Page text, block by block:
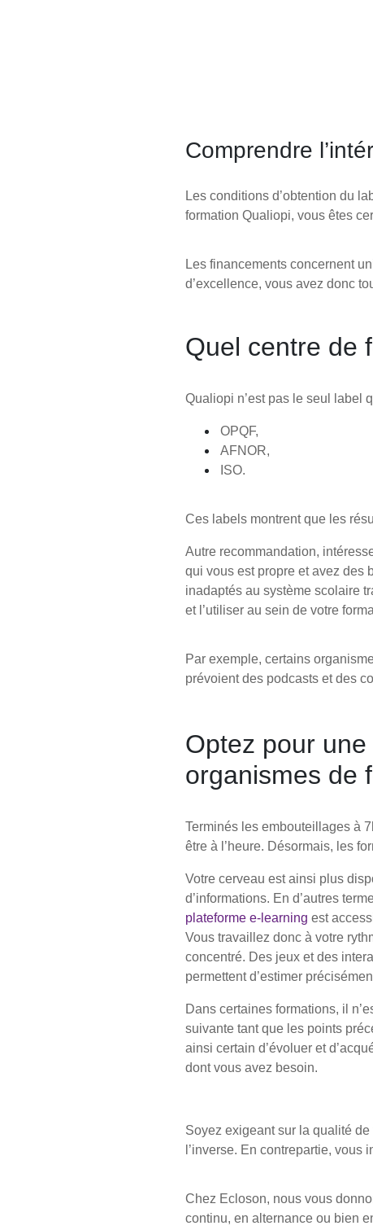
Comprendre
Les conditions d’obtention du
formation Qualiopi, vous êtes
Les financements concernent
d’excellence, vous avez donc
Quel centre de
Qualiopi n’est pas le seul label
OPQF,
AFNOR,
ISO.
Ces labels montrent que les
Autre recommandation,
qui vous est propre et avez des
inadaptés au système scolaire
et l’utiliser au sein de votre
Par exemple, certains
prévoient des podcasts et des
Optez pour
organismes de
Terminés les embouteillages à
être à l’heure. Désormais, les
Votre cerveau est ainsi plus
d’informations. En d’autres
plateforme e-learning est
Vous travaillez donc à votre
concentré. Des jeux et des
permettent d’estimer
Dans certaines formations, il
suivante tant que les points
ainsi certain d’évoluer et
dont vous avez besoin.
Soyez exigeant sur la qualité
l’inverse. En contrepartie,
Chez Ecloson, nous vous
continu, en alternance ou bien